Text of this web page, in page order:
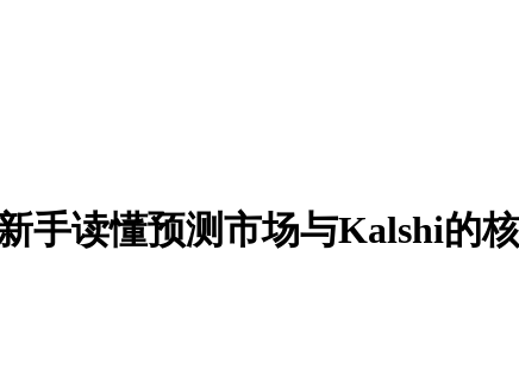
手读懂预测市场与Kalshi的